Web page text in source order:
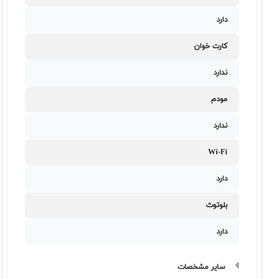
دارد
کارت خوان
ندارد
مودم
ندارد
Wi-Fi
دارد
بلوتوث
دارد
سایر مشخصات